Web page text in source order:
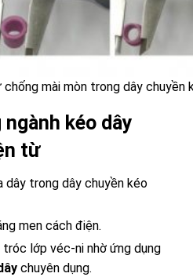
chống mài mòn trong dây chuyền
kéo dây
từ
dây trong dây chuyền kéo
men cách điện.
tróc lớp véc-ni nhờ ứng dụng
chuyên dụng.